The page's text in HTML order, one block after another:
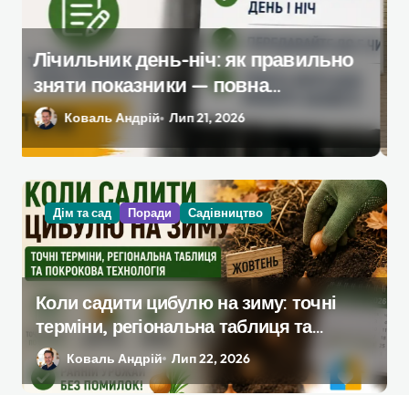
Які аксесуари потрібно докупити
до базової комплектації iPhone
Савчук Олена Лип 17, 2026
Дім та сад Поради Садівництво
Коли садити цибулю на зиму: точні
терміни, регіональна таблиця та
покрокова технологія
Коваль Андрій Лип 22, 2026